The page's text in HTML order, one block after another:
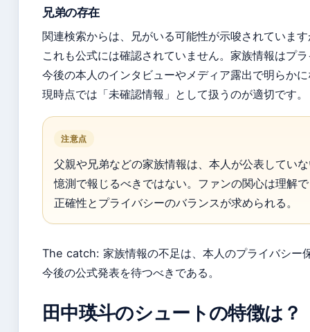
兄弟の存在
関連検索からは、兄がいる可能性が示唆されていま
これも公式には確認されていません。家族情報はプ
今後の本人のインタビューやメディア露出で明らか
現時点では「未確認情報」として扱うのが適切です。
注意点
父親や兄弟などの家族情報は、本人が公表してい
憶測で報じるべきではない。ファンの関心は理解
正確性とプライバシーのバランスが求められる。
The catch: 家族情報の不足は、本人のプライバシー
今後の公式発表を待つべきである。
田中瑛斗のシュートの特徴は？